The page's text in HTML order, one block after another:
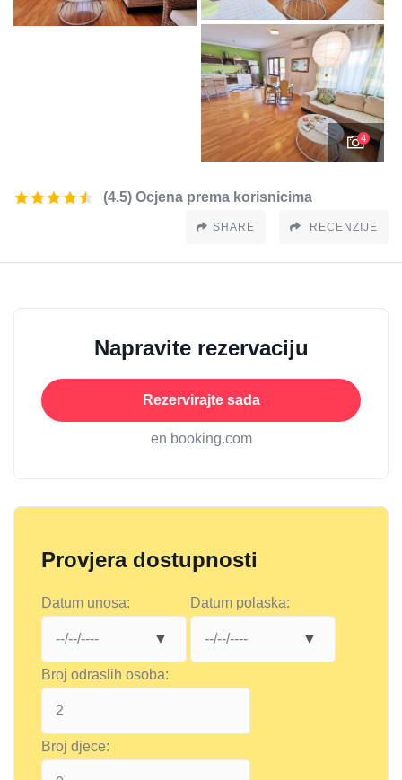
4
(4.5) Ocjena prema korisnicima
SHARE RECENZIJE
Napravite rezervaciju
Rezervirajte sada
en booking.com
Provjera dostupnosti
Datum unosa: Datum polaska:
Broj odraslih osoba:
Broj djece: